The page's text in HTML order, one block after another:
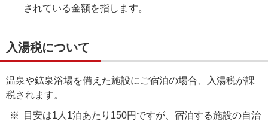
されている金額を指します。
入湯税について
温泉や鉱泉浴場を備えた施設にご宿泊の場合、入湯税が課
税されます。
目安は1人1泊あたり150円ですが、宿泊する施設の自治